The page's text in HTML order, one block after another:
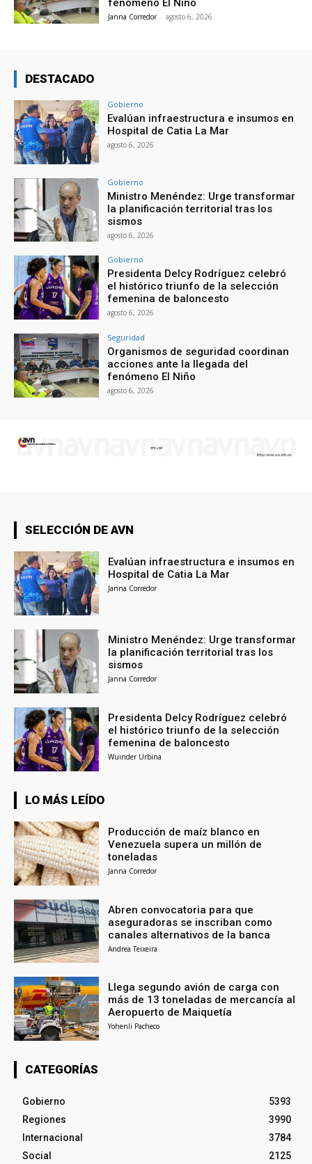
fenómeno El Niño
Janna Corredor - agosto 6, 2026
DESTACADO
Gobierno
Evalúan infraestructura e insumos en
Hospital de Catia La Mar
agosto 6, 2026
Gobierno
Ministro Menéndez: Urge transformar
la planificación territorial tras los
sismos
agosto 6, 2026
Gobierno
Presidenta Delcy Rodríguez celebró
el histórico triunfo de la selección
femenina de baloncesto
agosto 6, 2026
Seguridad
Organismos de seguridad coordinan
acciones ante la llegada del
fenómeno El Niño
agosto 6, 2026
SELECCIÓN DE AVN
Evalúan infraestructura e insumos en
Hospital de Catia La Mar
Janna Corredor
Ministro Menéndez: Urge transformar
la planificación territorial tras los
sismos
Janna Corredor
Presidenta Delcy Rodríguez celebró
el histórico triunfo de la selección
femenina de baloncesto
Wuinder Urbina
LO MÁS LEÍDO
Producción de maíz blanco en
Venezuela supera un millón de
toneladas
Janna Corredor
Abren convocatoria para que
aseguradoras se inscriban como
canales alternativos de la banca
Andrea Teixeira
Llega segundo avión de carga con
más de 13 toneladas de mercancía al
Aeropuerto de Maiquetía
Yohenli Pacheco
CATEGORÍAS
Gobierno
5393
Regiones
3990
Internacional
3784
Social
2125